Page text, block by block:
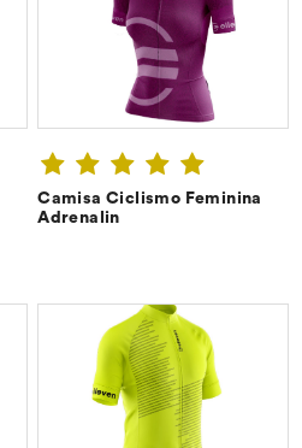
CONFIRA ➔
Camisa Ciclismo Feminina
Adrenalin